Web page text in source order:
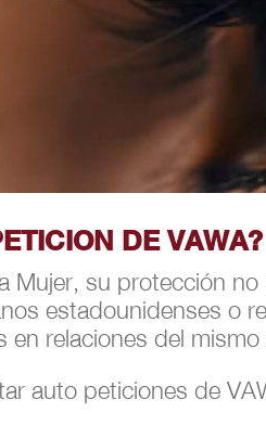
DE VAWA?
Mujer, su protección
estadounidenses o
relaciones del mismo
auto peticiones de